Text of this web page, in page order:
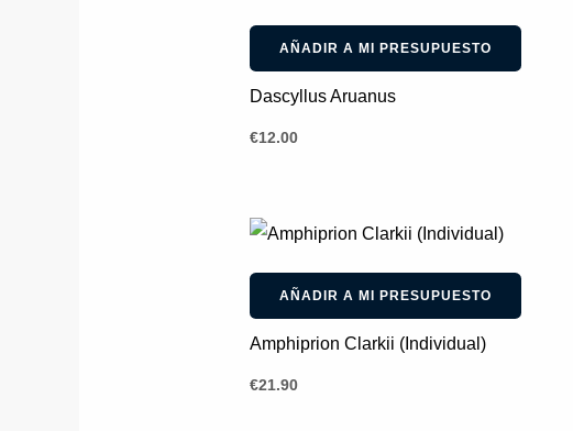
AÑADIR A MI PRESUPUESTO
Dascyllus Aruanus
€12.00
AÑADIR A MI PRESUPUESTO
Amphiprion Clarkii (Individual)
€21.90